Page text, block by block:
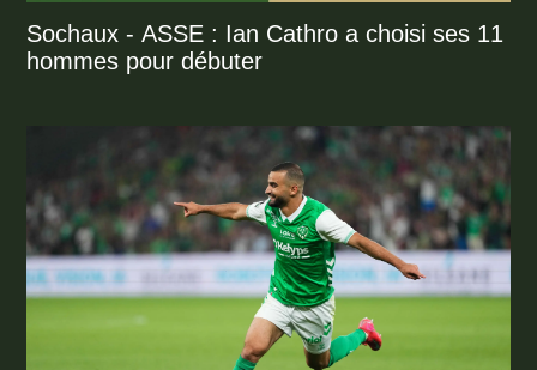
Sochaux - ASSE : Ian Cathro a choisi ses 11
hommes pour débuter